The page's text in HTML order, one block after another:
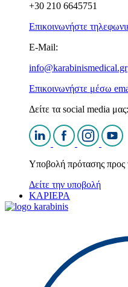
+30 210 6645751
Επικοινωνήστε
E-Mail:
info@karabinismedical.gr
Επικοινωνήστε μέσω
Δείτε τα social media μας:
Υποβολή πρότασης
Δείτε την υποβολή
ΚΑΡΙΕΡΑ